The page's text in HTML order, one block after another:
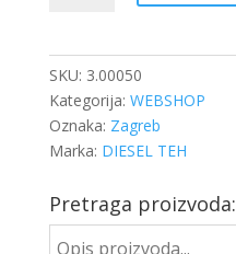
SKU: 3.00050
Kategorija: WEBSHOP
Oznaka: Zagreb
Marka: DIESEL TEH
Pretraga proizvoda: